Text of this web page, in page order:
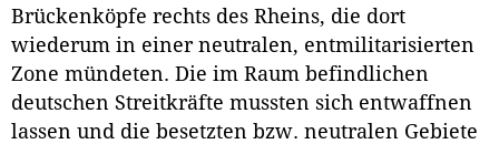
Brückenköpfe rechts des Rheins, die dort
wiederum in einer neutralen, entmilitarisierten
Zone mündeten. Die im Raum befindlichen
deutschen Streitkräfte mussten sich entwaffnen
lassen und die besetzten bzw. neutralen Gebiete